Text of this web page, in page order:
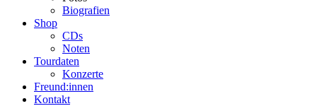
Biografien
Shop
CDs
Noten
Tourdaten
Konzerte
Freund:innen
Kontakt